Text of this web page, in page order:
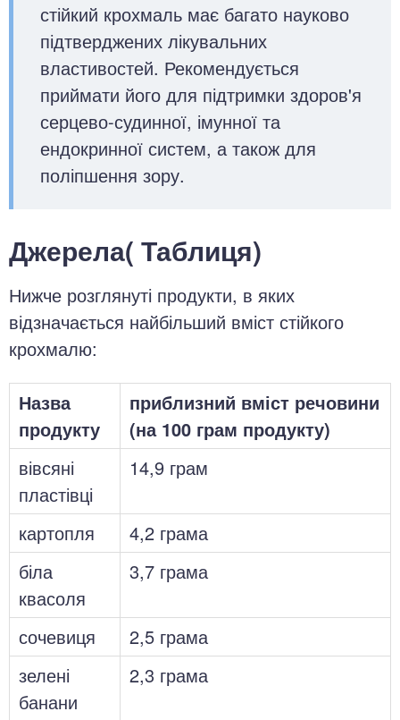
стійкий крохмаль має багато науково
підтверджених лікувальних
властивостей. Рекомендується
приймати його для підтримки здоров'я
серцево-судинної, імунної та
ендокринної систем, а також для
поліпшення зору.
Джерела( Таблиця)
Нижче розглянуті продукти, в яких
відзначається найбільший вміст стійкого
крохмалю:
Назва
продукту
приблизний вміст речовини
(на 100 грам продукту)
вівсяні
пластівці
14,9 грам
картопля
4,2 грама
біла
квасоля
3,7 грама
сочевиця
2,5 грама
зелені
банани
2,3 грама